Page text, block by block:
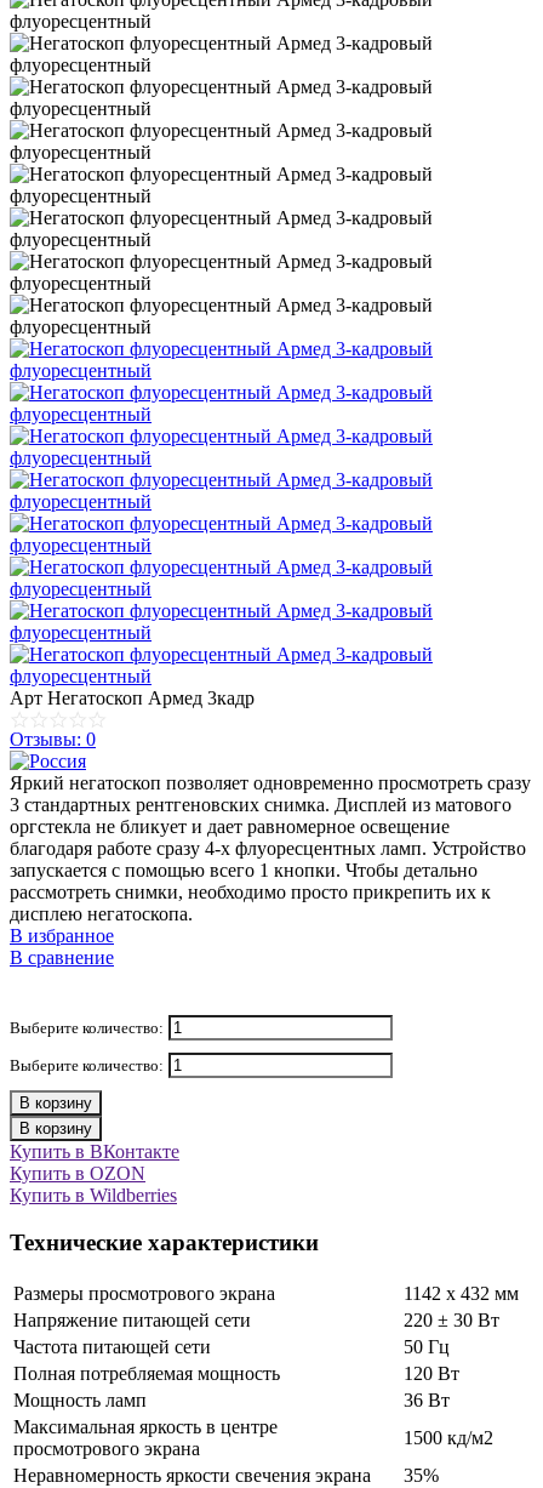
Арт Негатоскоп Армед 3кадр
Отзывы: 0
Яркий негатоскоп позволяет одновременно просмотреть сразу
3 стандартных рентгеновских снимка. Дисплей из матового
оргстекла не бликует и дает равномерное освещение
благодаря работе сразу 4-х флуоресцентных ламп. Устройство
запускается с помощью всего 1 кнопки. Чтобы детально
рассмотреть снимки, необходимо просто прикрепить их к
дисплею негатоскопа.
В избранное
В сравнение
Выберите количество:
Выберите количество:
В корзину
В корзину
Купить в ВКонтакте
Купить в OZON
Купить в Wildberries
Технические характеристики
Размеры просмотрового экрана
1142 х 432 мм
Напряжение питающей сети
220 ± 30 Вт
Частота питающей сети
50 Гц
Полная потребляемая мощность
120 Вт
Мощность ламп
36 Вт
Максимальная яркость в центре
просмотрового экрана
1500 кд/м2
Неравномерность яркости свечения экрана
35%